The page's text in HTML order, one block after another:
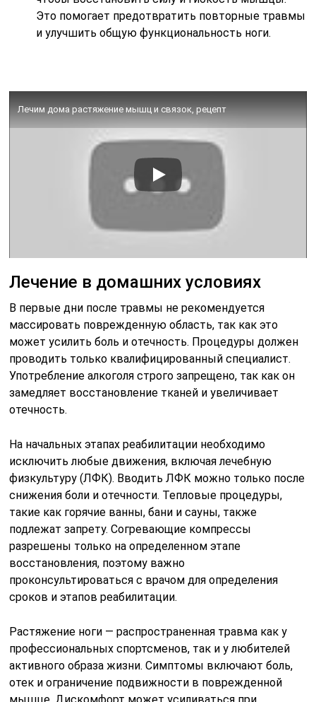
Это помогает предотвратить повторные травмы
и улучшить общую функциональность ноги.
Лечим дома растяжение мышц и связок, рецепт
Лечение в домашних условиях
В первые дни после травмы не рекомендуется
массировать поврежденную область, так как это
может усилить боль и отечность. Процедуры должен
проводить только квалифицированный специалист.
Употребление алкоголя строго запрещено, так как он
замедляет восстановление тканей и увеличивает
отечность.
На начальных этапах реабилитации необходимо
исключить любые движения, включая лечебную
физкультуру (ЛФК). Вводить ЛФК можно только после
снижения боли и отечности. Тепловые процедуры,
такие как горячие ванны, бани и сауны, также
подлежат запрету. Согревающие компрессы
разрешены только на определенном этапе
восстановления, поэтому важно
проконсультироваться с врачом для определения
сроков и этапов реабилитации.
Растяжение ноги — распространенная травма как у
профессиональных спортсменов, так и у любителей
активного образа жизни. Симптомы включают боль,
отек и ограничение подвижности в поврежденной